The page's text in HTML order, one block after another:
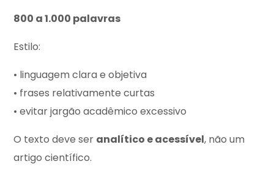
800 a 1.000 palavras
Estilo:
• linguagem clara e objetiva
• frases relativamente curtas
• evitar jargão acadêmico excessivo
O texto deve ser analítico e acessível, não um
artigo científico.